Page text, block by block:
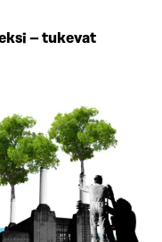
– tukevat